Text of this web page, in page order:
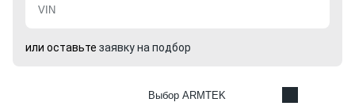
или оставьте заявку на подбор
Выбор ARMTEK